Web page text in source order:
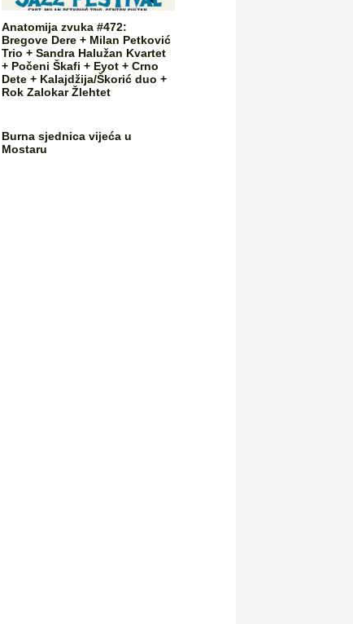
Anatomija zvuka #472:
Bregove Dere + Milan Petković
Trio + Sandra Halužan Kvartet
+ Počeni Škafi + Eyot + Crno
Dete + Kalajdžija/Škorić duo +
Rok Zalokar Žlehtet
Burna sjednica vijeća u
Mostaru